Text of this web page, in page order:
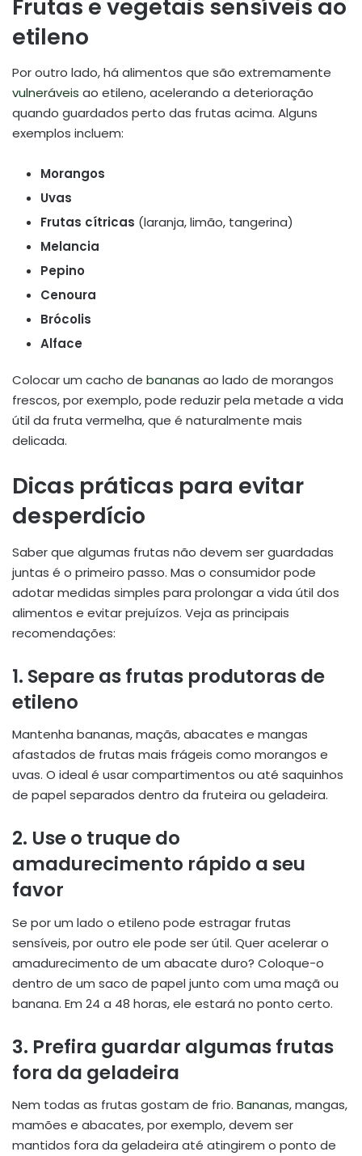
Frutas e vegetais sensíveis ao
etileno
Por outro lado, há alimentos que são extremamente
vulneráveis ao etileno, acelerando a deterioração
quando guardados perto das frutas acima. Alguns
exemplos incluem:
Morangos
Uvas
Frutas cítricas (laranja, limão, tangerina)
Melancia
Pepino
Cenoura
Brócolis
Alface
Colocar um cacho de bananas ao lado de morangos
frescos, por exemplo, pode reduzir pela metade a vida
útil da fruta vermelha, que é naturalmente mais
delicada.
Dicas práticas para evitar
desperdício
Saber que algumas frutas não devem ser guardadas
juntas é o primeiro passo. Mas o consumidor pode
adotar medidas simples para prolongar a vida útil dos
alimentos e evitar prejuízos. Veja as principais
recomendações:
1. Separe as frutas produtoras de
etileno
Mantenha bananas, maçãs, abacates e mangas
afastados de frutas mais frágeis como morangos e
uvas. O ideal é usar compartimentos ou até saquinhos
de papel separados dentro da fruteira ou geladeira.
2. Use o truque do
amadurecimento rápido a seu
favor
Se por um lado o etileno pode estragar frutas
sensíveis, por outro ele pode ser útil. Quer acelerar o
amadurecimento de um abacate duro? Coloque-o
dentro de um saco de papel junto com uma maçã ou
banana. Em 24 a 48 horas, ele estará no ponto certo.
3. Prefira guardar algumas frutas
fora da geladeira
Nem todas as frutas gostam de frio. Bananas, mangas,
mamões e abacates, por exemplo, devem ser
mantidos fora da geladeira até atingirem o ponto de